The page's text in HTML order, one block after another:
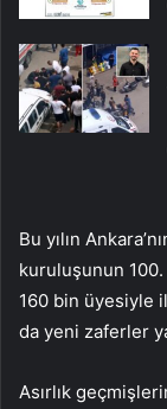
Bu yılın
kuruluşunun 100.
160 bin üyesiyle
da yeni zaferler
Asırlık